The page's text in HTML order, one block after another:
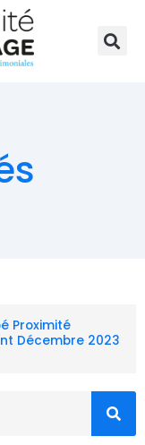
Proximité
Décembre 2023